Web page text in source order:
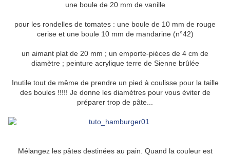
une boule de 20 mm de vanille
pour les rondelles de tomates : une boule de 10 mm de rouge
cerise et une boule 10 mm de mandarine (n°42)
un aimant plat de 20 mm ; un emporte-pièces de 4 cm de
diamètre ; peinture acrylique terre de Sienne brûlée
Inutile tout de même de prendre un pied à coulisse pour la taille
des boules !!!!! Je donne les diamètres pour vous éviter de
préparer trop de pâte...
Mélangez les pâtes destinées au pain. Quand la couleur est